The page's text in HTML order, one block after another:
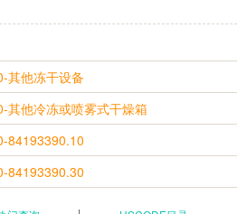
其他冻干设备
其他冷冻或喷雾式干燥箱
84193390.10
84193390.30